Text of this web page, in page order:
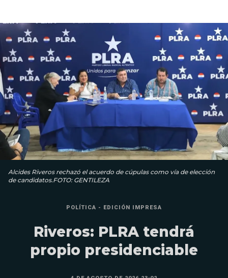
Alcides Riveros rechazó el acuerdo de cúpulas como vía de elección
de candidatos.FOTO: GENTILEZA
POLÍTICA - EDICIÓN IMPRESA
Riveros: PLRA tendrá
propio presidenciable